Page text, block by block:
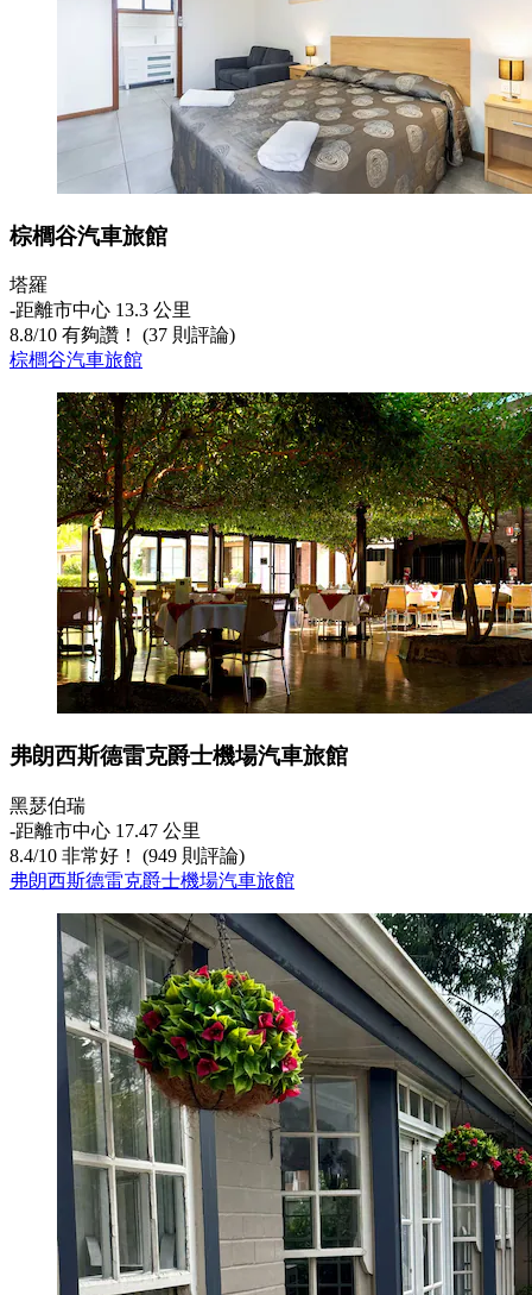
棕櫚谷汽車旅館
塔羅
‐距離市中心 13.3 公里
8.8/10 有夠讚！ (37 則評論)
棕櫚谷汽車旅館
弗朗西斯德雷克爵士機場汽車旅館
黑瑟伯瑞
‐距離市中心 17.47 公里
8.4/10 非常好！ (949 則評論)
弗朗西斯德雷克爵士機場汽車旅館